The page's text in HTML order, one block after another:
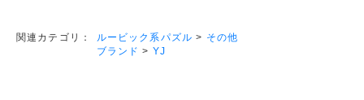
関連カテゴリ： ルービック系パズル > その他
ブランド > YJ